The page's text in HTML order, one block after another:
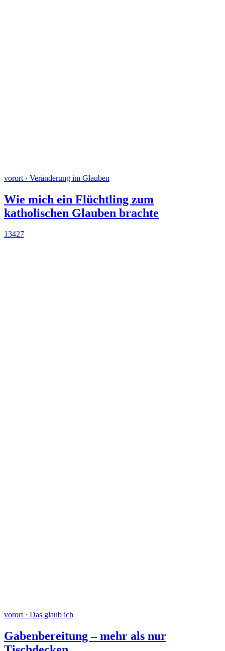
vorort · Veränderung im Glauben
Wie mich ein Flüchtling zum
katholischen Glauben brachte
13427
vorort · Das glaub ich
Gabenbereitung – mehr als nur